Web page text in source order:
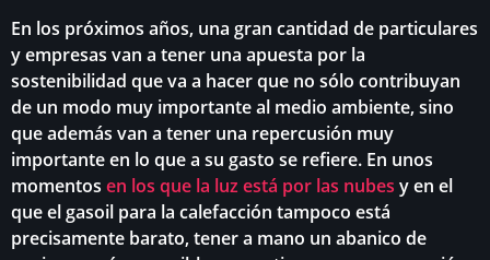
En los próximos años, una gran cantidad de particulares
y empresas van a tener una apuesta por la
sostenibilidad que va a hacer que no sólo contribuyan
de un modo muy importante al medio ambiente, sino
que además van a tener una repercusión muy
importante en lo que a su gasto se refiere. En unos
momentos en los que la luz está por las nubes y en el
que el gasoil para la calefacción tampoco está
precisamente barato, tener a mano un abanico de